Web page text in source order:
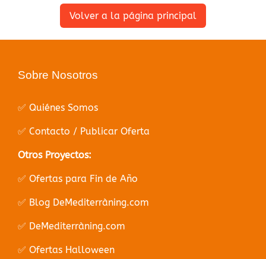
Volver a la página principal
Sobre Nosotros
✅ Quiénes Somos
✅ Contacto / Publicar Oferta
Otros Proyectos:
✅ Ofertas para Fin de Año
✅ Blog DeMediterràning.com
✅ DeMediterràning.com
✅ Ofertas Halloween